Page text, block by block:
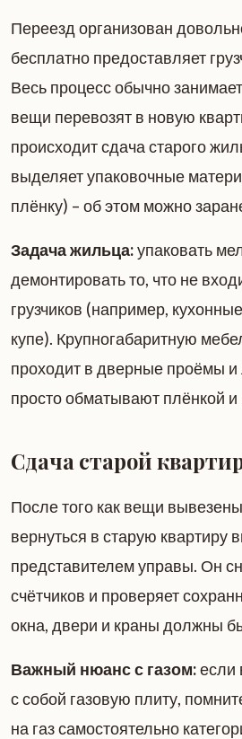
Переезд организован
бесплатно предоставляет
Весь процесс обычно
вещи перевозят в новую
происходит сдача старого
выделяет упаковочные
плёнку) – об этом можно
Задача жильца:упаковать
демонтировать то, что не
грузчиков (например,
купе). Крупногабаритную
проходит в дверные проёмы
просто обматывают плёнкой и
Сдача старой
После того как вещи
вернуться в старую квартиру
представителем управы. Он
счётчиков и проверяет
окна, двери и краны должны
Важный нюанс с газом:если
с собой газовую плиту,
на газ самостоятельно